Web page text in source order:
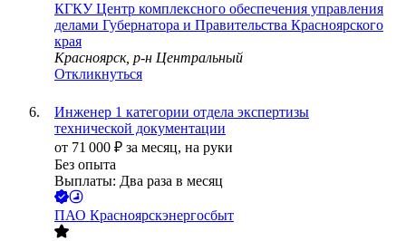
КГКУ Центр комплексного обеспечения управления
делами Губернатора и Правительства Красноярского
края
Красноярск, р-н Центральный
Откликнуться
Инженер 1 категории отдела экспертизы
технической документации
от 71 000 ₽ за месяц, на руки
Без опыта
Выплаты: Два раза в месяц
ПАО Красноярскэнергосбыт